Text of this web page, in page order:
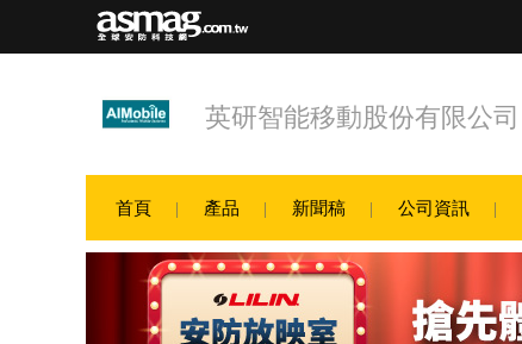
英研智能移動股份有限公司
首頁 產品 新聞稿 公司資訊